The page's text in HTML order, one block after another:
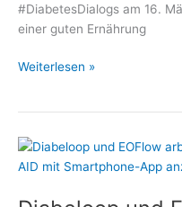
#DiabetesDialogs am 16.
einer guten Ernährung
Mit
Leben
führen
Weiterlesen »